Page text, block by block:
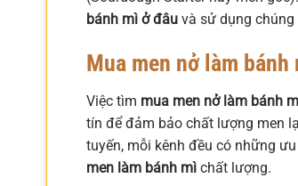
bánh mì ở đâu và sử dụng
Mua men nở làm
Việc tìm mua men nở làm bánh
tín để đảm bảo chất lượng men
tuyến, mỗi kênh đều có những
men làm bánh mì chất lượng.